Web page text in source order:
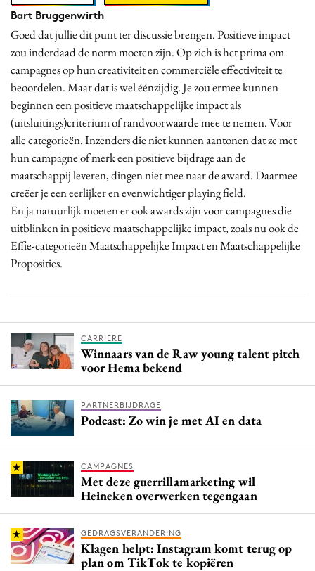
Bart Bruggenwirth
Goed dat jullie dit punt ter discussie brengen. Positieve impact
zou inderdaad de norm moeten zijn. Op zich is het prima om
campagnes op hun creativiteit en commerciële effectiviteit te
beoordelen. Maar dat is wel éénzijdig. Je zou ermee kunnen
beginnen een positieve maatschappelijke impact als
(uitsluitings)criterium of randvoorwaarde mee te nemen. Voor
alle categorieën. Inzenders die niet kunnen aantonen dat ze met
hun campagne of merk een positieve bijdrage aan de
maatschappij leveren, dingen niet mee naar de award. Daarmee
creëer je een eerlijker en evenwichtiger playing field.
En ja natuurlijk moeten er ook awards zijn voor campagnes die
uitblinken in positieve maatschappelijke impact, zoals nu ook de
Effie-categorieën Maatschappelijke Impact en Maatschappelijke
Proposities.
CARRIERE
Winnaars van de Raw young talent pitch
voor Hema bekend
PARTNERBIJDRAGE
Podcast: Zo win je met AI en data
CAMPAGNES
Met deze guerrillamarketing wil
Heineken overwerken tegengaan
GEDRAGSVERANDERING
Klagen helpt: Instagram komt terug op
plan om TikTok te kopiëren